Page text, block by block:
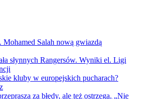
Mohamed Salah nową gwiazdą
słynnych Rangersów. Wyniki el. Ligi
kluby w europejskich pucharach?
za błędy, ale też ostrzega. „Nie